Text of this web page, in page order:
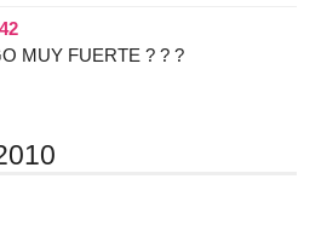
MUY FUERTE ? ? ?